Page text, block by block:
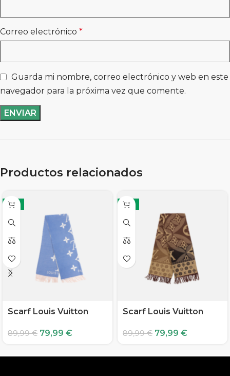
Correo electrónico *
Guarda mi nombre, correo electrónico y web en este
navegador para la próxima vez que comente.
Productos relacionados
-11%
Scarf Louis Vuitton
89,99€ 79,99 €
-11%
Scarf Louis Vuitton
89,99€ 79,99 €